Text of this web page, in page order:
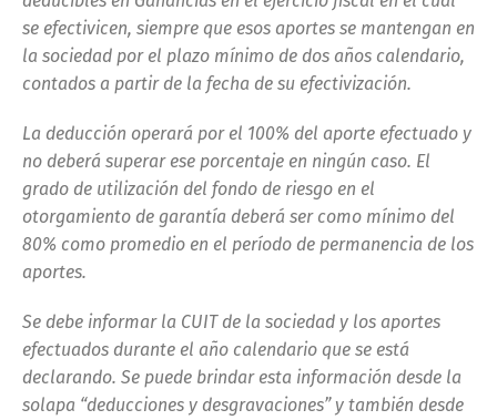
se efectivicen, siempre que esos aportes se mantengan en
la sociedad por el plazo mínimo de dos años calendario,
contados a partir de la fecha de su efectivización.
La deducción operará por el 100% del aporte efectuado y
no deberá superar ese porcentaje en ningún caso. El
grado de utilización del fondo de riesgo en el
otorgamiento de garantía deberá ser como mínimo del
80% como promedio en el período de permanencia de los
aportes.
Se debe informar la CUIT de la sociedad y los aportes
efectuados durante el año calendario que se está
declarando. Se puede brindar esta información desde la
solapa “deducciones y desgravaciones” y también desde